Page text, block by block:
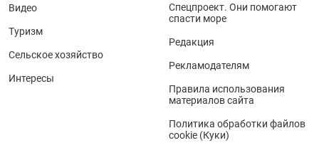
Видео
Туризм
Сельское хозяйство
Интересы
Спецпроект. Они помогают
спасти море
Редакция
Рекламодателям
Правила использования
материалов сайта
Политика обработки файлов
cookie (Куки)